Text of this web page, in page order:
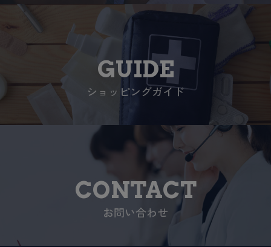
GUIDE
ショッピングガイド
CONTACT
お問い合わせ